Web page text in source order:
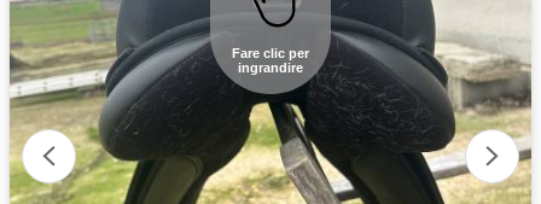
Fare clic per
ingrandire